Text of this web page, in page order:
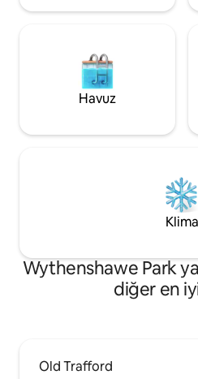
Şehir merkezine tramvayla 20
Havuz
Klima
Wythenshawe Park
diğer en
Old Trafford